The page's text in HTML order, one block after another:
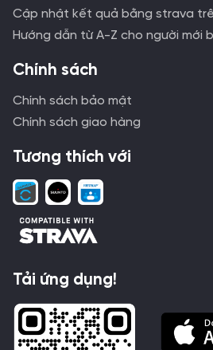
Cập nhật kết quả bằng strava
Hướng dẫn từ A-Z cho người mới
Chính sách
Chính sách bảo mật
Chính sách giao hàng
Tương thích với
Tải ứng dụng!